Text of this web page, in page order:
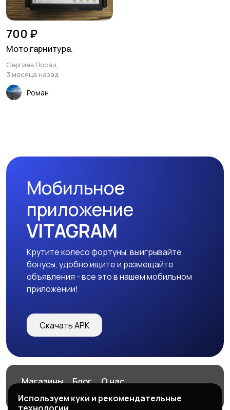
700 ₽
Мото гарнитура.
Сергиев Посад
3 месяца назад
Роман
Мобильное
приложение
VITAGRAM
Крутите колесо фортуны, выигрывайте
бонусы, удобно ищите и размещайте
объявления - все это в нашем мобильном
приложении!
Скачать APK
Магазины Блог
О нас
Служба поддержки
Используем куки и рекомендательные